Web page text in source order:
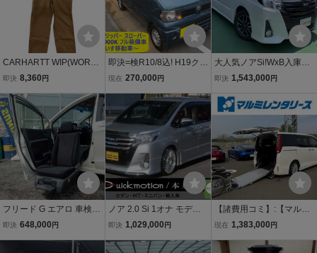
CARHARTT WIP(WORK I
N PROGRESS)◆オーバ
W//
即決 8,360 円
即決=検R10/8込! H19クリ
ッパー スローパー 車いす
S/集中ロック/Wエアバッ
グ装備 ★画像80枚有★
現在 270,000 円
大人気ノアSi!WxB入庫し
ました!
即決 1,543,000 円
フリード G エアロ 車検2
年付き 助手席リフトアッ
ン パワスラ Bカメラ 地デ
即決 648,000 円
ノア 2.0 Si 1オナ モデリ
スタ ナビ TV 全周囲カメ
即決 1,029,000 円
【諸費用コミ】:【マルミ
レンタリース】 平成28年
ルキャブ スロープタイプ
現在 1,383,000 円